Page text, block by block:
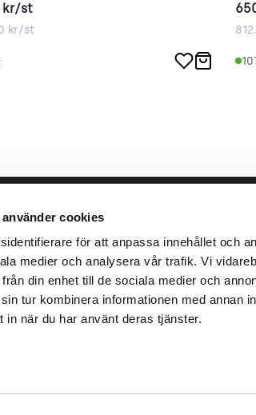
cookies
för att anpassa innehållet och
medier och analysera vår trafik. Vi
din enhet till de sociala medier och
tur kombinera informationen med annan
in när du har använt deras tjänster.
kr/st
kr/st
hållbara arbete
Om
Karriär
Ansvar